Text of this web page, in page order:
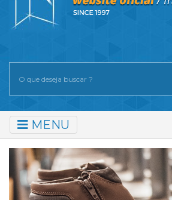
MENU